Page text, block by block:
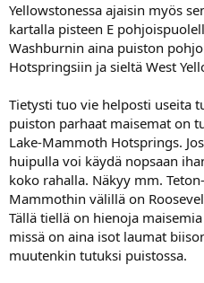
Yellowstonessa ajaisin myös
kartalla pisteen E
Washburnin aina puiston
Hotspringsiin ja sieltä West
Tietysti tuo vie helposti useita
puiston parhaat maisemat on
Lake-Mammoth Hotsprings.
huipulla voi käydä nopsaan
koko rahalla. Näkyy mm.
Mammothin välillä on
Tällä tiellä on hienoja
missä on aina isot laumat
muutenkin tutuksi puistossa.